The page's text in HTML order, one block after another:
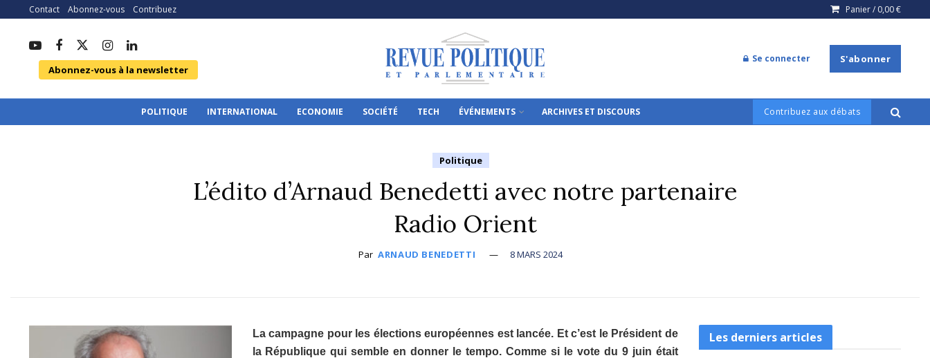
Contact Abonnez-vous Contribuez Panier / 0,00€
Abonnez-vous à la newsletter
Se connecter S'abonner
POLITIQUE INTERNATIONAL ECONOMIE SOCIÉTÉ TECH ÉVÉNEMENTS ARCHIVES ET DISCOURS Contribuez aux débats
Politique
L’édito d’Arnaud Benedetti avec notre partenaire
Radio Orient
Par ARNAUD BENEDETTI 8 MARS 2024
La campagne pour les élections européennes est lancée. Et c’est le Président de
la République qui semble en donner le tempo. Comme si le vote du 9 juin était
Les derniers articles